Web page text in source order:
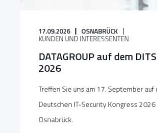
17.09.2026 OSNABRÜCK
KUNDEN UND INTERESSENTEN
DATAGROUP auf dem
2026
Treffen Sie uns am 17. September auf
Deutschen IT-Security Kongress
Osnabrück.